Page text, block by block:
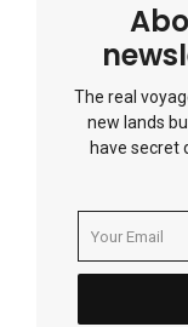
The real
new lands
have secret